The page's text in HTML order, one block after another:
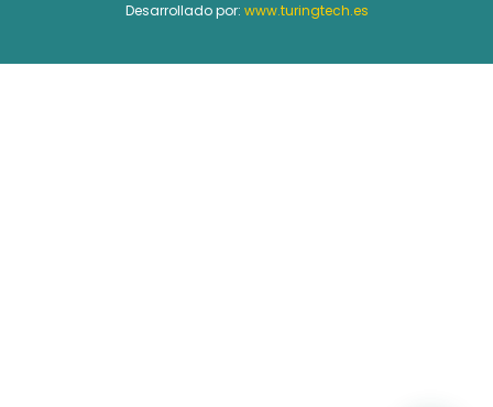
Desarrollado por: www.turingtech.es